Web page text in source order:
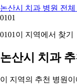
논산시 치과 병원 전체
0101
0101 이 지역에서 찾기
논산시 치과
이 지역의 추천 병원이